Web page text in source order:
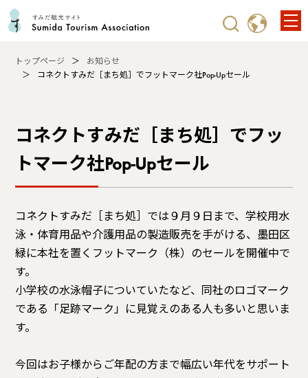
トップページ
お知らせ
コネクトすみだ［まち処］でフットマーク社Pop-Upセール
コネクトすみだ［まち処］でフッ
トマーク社Pop-Upセール
コネクトすみだ［まち処］では９月９日まで、学校用水
泳・体育用品や介護用品の製造販売を手がける、墨田区
緑に本社を置くフットマーク（株）のセールを開催中で
す。
小学校の水泳帽子についていたなど、同社のロゴマーク
である「足跡マーク」に見覚えのある人も多いと思いま
す。
今回はお子様からご年配の方まで幅広い年代をサポート